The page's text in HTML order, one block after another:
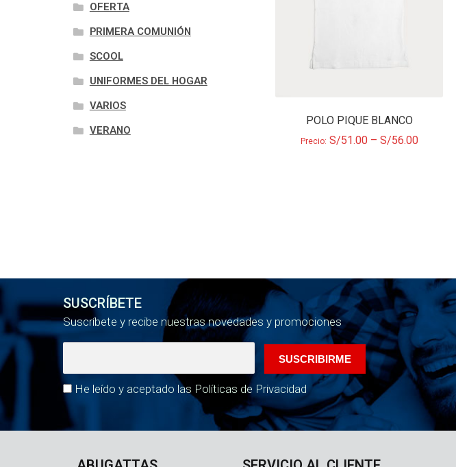
POLO PIQUE BLANCO
Precio: S/51.00– S/56.00
OFERTA
PRIMERA COMUNIÓN
SCOOL
UNIFORMES DEL HOGAR
VARIOS
VERANO
SUSCRÍBETE
Suscríbete y recibe nuestras novedades y promociones
He leído y aceptado las Políticas de Privacidad